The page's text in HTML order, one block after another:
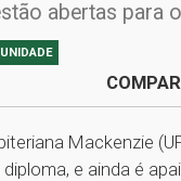
abertas para
Mackenzie
e ainda é